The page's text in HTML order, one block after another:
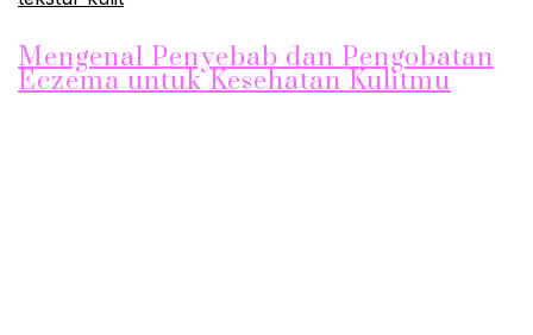
Mengenal Penyebab dan Pengobatan
Eczema untuk Kesehatan Kulitmu